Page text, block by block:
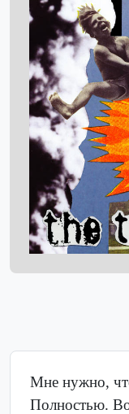
Мне нужно,
Полностью.